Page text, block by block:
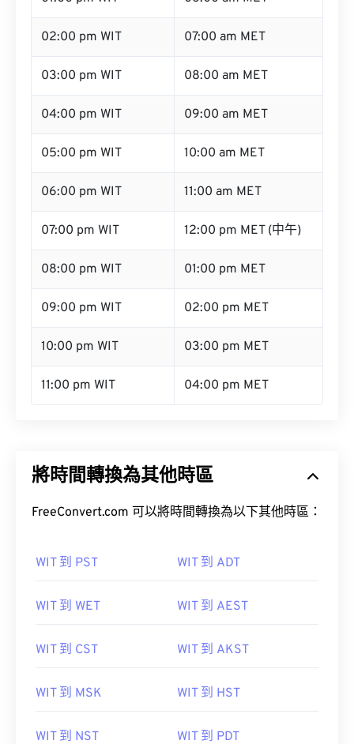
02:00 pm WIT 07:00 am MET
03:00 pm WIT 08:00 am MET
04:00 pm WIT 09:00 am MET
05:00 pm WIT 10:00 am MET
06:00 pm WIT 11:00 am MET
07:00 pm WIT 12:00 pm MET (中午)
08:00 pm WIT 01:00 pm MET
09:00 pm WIT 02:00 pm MET
10:00 pm WIT 03:00 pm MET
11:00 pm WIT 04:00 pm MET
將時間轉換為其他時區
FreeConvert.com 可以將時間轉換為以下其他時區：
WIT 到 PST WIT 到 ADT
WIT 到 WET WIT 到 AEST
WIT 到 CST WIT 到 AKST
WIT 到 MSK WIT 到 HST
WIT 到 NST WIT 到 PDT